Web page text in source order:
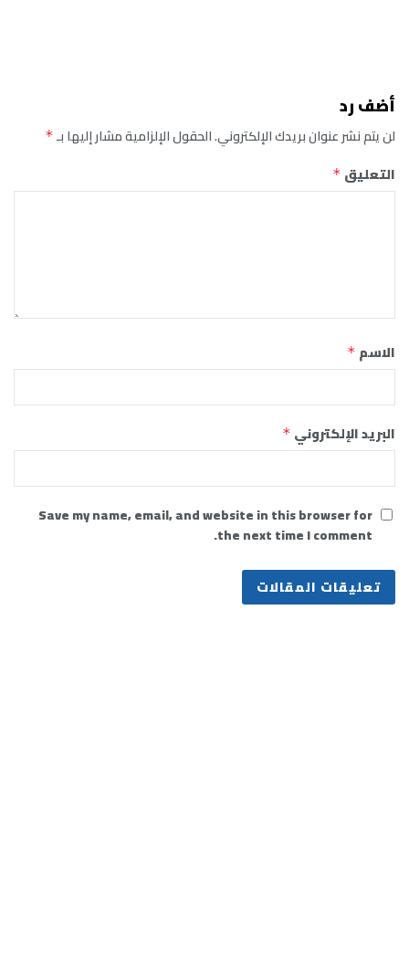
أضف رد
لن يتم نشر عنوان بريدك الإلكتروني.الحقول الإلزامية مشار إليها بـ*
التعليق *
الاسم *
البريد الإلكتروني *
Save my name, email, and website in this browser for
the next time I comment.